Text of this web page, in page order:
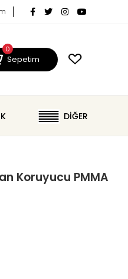
0
Sepetim
DİĞER
Koruyucu PMMA